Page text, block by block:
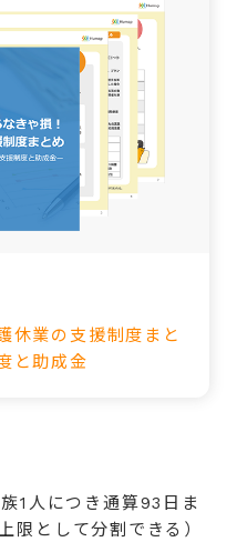
休業の支援制度まと
と助成金
1人につき通算93日ま
限として分割できる）